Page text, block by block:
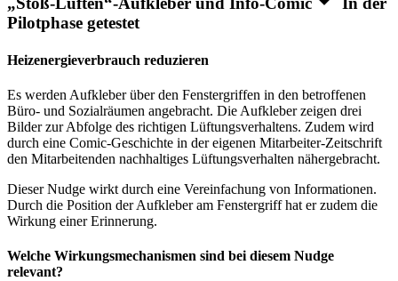
Pilotphase getestet
Heizenergieverbrauch reduzieren
Es werden Aufkleber über den Fenstergriffen in den betroffenen
Büro- und Sozialräumen angebracht. Die Aufkleber zeigen drei
Bilder zur Abfolge des richtigen Lüftungsverhaltens. Zudem wird
durch eine Comic-Geschichte in der eigenen Mitarbeiter-Zeitschrift
den Mitarbeitenden nachhaltiges Lüftungsverhalten nähergebracht.
Dieser Nudge wirkt durch eine Vereinfachung von Informationen.
Durch die Position der Aufkleber am Fenstergriff hat er zudem die
Wirkung einer Erinnerung.
Welche Wirkungsmechanismen sind bei diesem Nudge
relevant?